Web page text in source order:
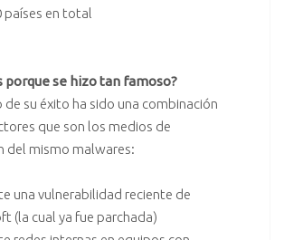
países en total
porque se hizo tan famoso?
su éxito ha sido una combinación
que son los medios de
del mismo malwares:
una vulnerabilidad reciente de
(la cual ya fue parchada)